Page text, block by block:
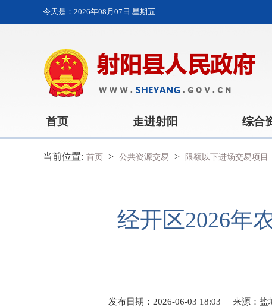
今天是： 2026年08月07日 星期五
首页 走进射阳 综合
当前位置: 首页 > 公共资源交易 > 限额以下进场交易项目
经开区2026年
发布日期：2026-06-03 18:03 来源： 盐